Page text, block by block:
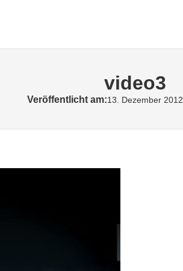
video3
Veröffentlicht am:13. Dezember 2012